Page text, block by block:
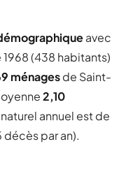
avec
1968 (438 habitants)
ménagesde Saint-
2,10
annuel est de
décès par an).